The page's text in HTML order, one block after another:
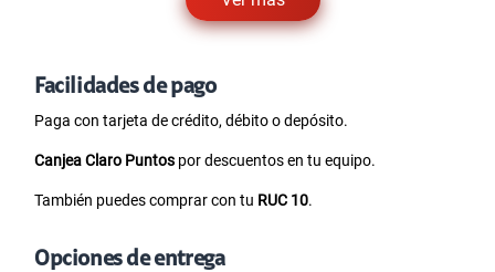
Facilidades de pago
Paga con tarjeta de crédito, débito o depósito.
Canjea Claro Puntos por descuentos en tu equipo.
También puedes comprar con tu RUC 10.
Opciones de entrega